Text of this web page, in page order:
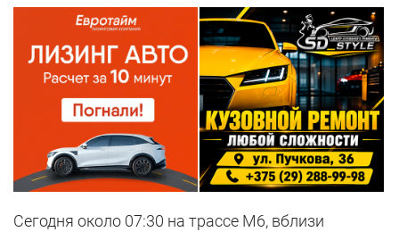
Сегодня около 07:30 на трассе М6, вблизи